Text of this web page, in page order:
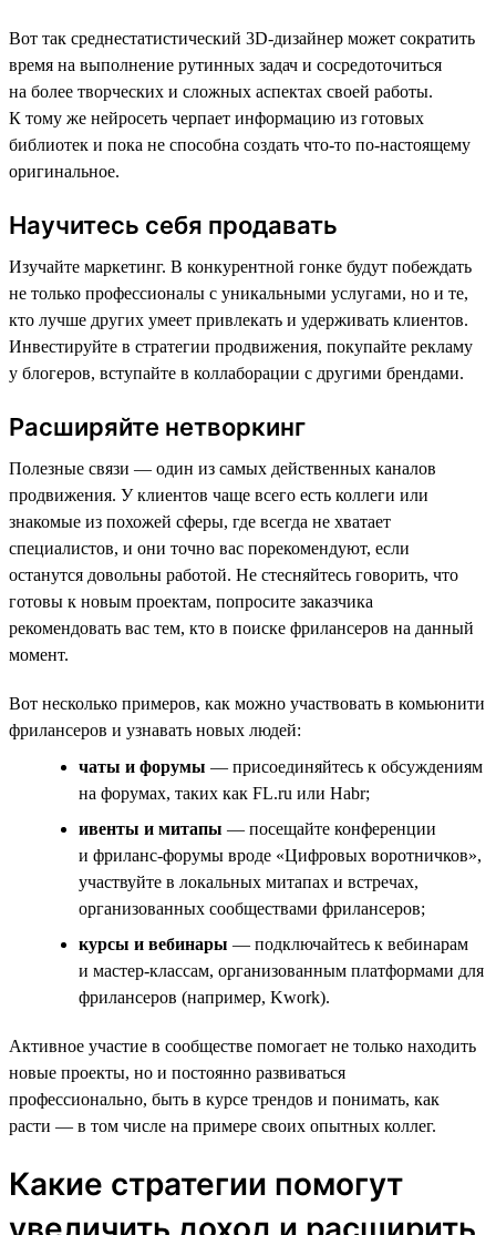
Вот так среднестатистический 3D-дизайнер может сократить
время на выполнение рутинных задач и сосредоточиться
на более творческих и сложных аспектах своей работы.
К тому же нейросеть черпает информацию из готовых
библиотек и пока не способна создать что-то по-настоящему
оригинальное.
Научитесь себя продавать
Изучайте маркетинг. В конкурентной гонке будут побеждать
не только профессионалы с уникальными услугами, но и те,
кто лучше других умеет привлекать и удерживать клиентов.
Инвестируйте в стратегии продвижения, покупайте рекламу
у блогеров, вступайте в коллаборации с другими брендами.
Расширяйте нетворкинг
Полезные связи — один из самых действенных каналов
продвижения. У клиентов чаще всего есть коллеги или
знакомые из похожей сферы, где всегда не хватает
специалистов, и они точно вас порекомендуют, если
останутся довольны работой. Не стесняйтесь говорить, что
готовы к новым проектам, попросите заказчика
рекомендовать вас тем, кто в поиске фрилансеров на данный
момент.
Вот несколько примеров, как можно участвовать в комьюнити
фрилансеров и узнавать новых людей:
чаты и форумы — присоединяйтесь к обсуждениям
на форумах, таких как FL.ru или Habr;
ивенты и митапы — посещайте конференции
и фриланс-форумы вроде «Цифровых воротничков»,
участвуйте в локальных митапах и встречах,
организованных сообществами фрилансеров;
курсы и вебинары — подключайтесь к вебинарам
и мастер-классам, организованным платформами для
фрилансеров (например, Kwork).
Активное участие в сообществе помогает не только находить
новые проекты, но и постоянно развиваться
профессионально, быть в курсе трендов и понимать, как
расти — в том числе на примере своих опытных коллег.
Какие стратегии помогут